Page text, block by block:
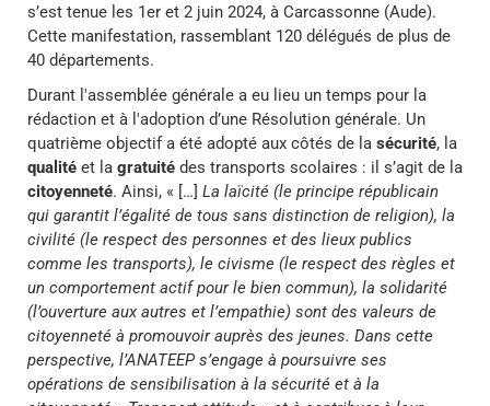
s’est tenue les 1er et 2 juin 2024, à Carcassonne (Aude).
Cette manifestation, rassemblant 120 délégués de plus de
40 départements.
Durant l'assemblée générale a eu lieu un temps pour la
rédaction et à l'adoption d’une Résolution générale. Un
quatrième objectif a été adopté aux côtés de la sécurité, la
qualité et la gratuité des transports scolaires : il s’agit de la
citoyenneté. Ainsi, « […] La laïcité (le principe républicain
qui garantit l’égalité de tous sans distinction de religion), la
civilité (le respect des personnes et des lieux publics
comme les transports), le civisme (le respect des règles et
un comportement actif pour le bien commun), la solidarité
(l’ouverture aux autres et l’empathie) sont des valeurs de
citoyenneté à promouvoir auprès des jeunes. Dans cette
perspective, l’ANATEEP s’engage à poursuivre ses
opérations de sensibilisation à la sécurité et à la